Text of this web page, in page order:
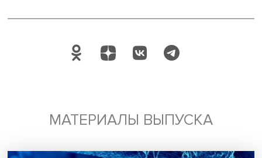
демография
Поделиться
Будь всегда в курсе !